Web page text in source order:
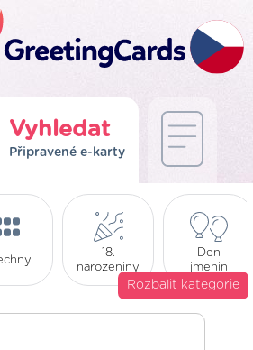
Vyhledat
Připravené e-karty
18.
narozeniny
Den
jmenin
Rozbalit kategorie